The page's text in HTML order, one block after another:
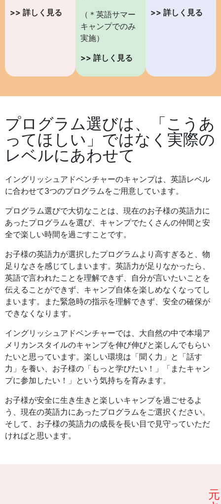
>> 詳しく見る
（＊英語サマー
キャンプでのみ
実施）
>> 詳しく見る
>> 詳しく見る
プログラム選びは、「こうあ
ってほしい」ではなく実際の
レベルにあわせて
イングリッシュアドベンチャーのキャンプは、英語レベル
に合わせて3つのプログラムをご用意しています。
プログラム選びで大切なことは、現在のお子様の英語力に
あったプログラムを選び、キャンプでたくさんの仲間と安
全で楽しい時間を過ごすことです。
お子様の英語力が選択したプログラムより高すぎると、物
足りなさを感じてしまいます。英語力が足りなかったら、
英語で言われたことを理解できず、自分が言いたいことを
伝えることができず、キャンプ自体を楽しめなくなってし
まいます。また緊急時の指示を理解できず、安全の確保が
できなくなります。
イングリッシュアドベンチャーでは、大自然の中で本場ア
メリカンスタイルのキャンプを伸び伸びと楽しんでもらい
たいと思っています。楽しい環境は「聞く力」と「話す
力」を養い、お子様の「もっと学びたい！」「またキャン
プに参加したい！」という気持ちを育みます。
お子様が安全に生き生きと楽しいキャンプを過ごせるよ
う、現在の英語力にあったプログラムをご選択ください。
そして、お子様の英語力の成長を長い目で見守っていただ
ければと思います。
元